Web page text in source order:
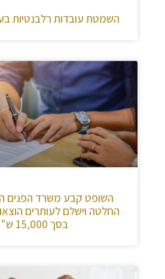
השמטת עובדות רלבנטיות
השופט קבע משרד הפנים
החלטה וישלם לעותרים
בסך 15,000 ש"ח